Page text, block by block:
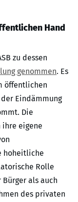
Hand
zu dessen
genommen. Es
öffentlichen
Eindämmung
Die
eigene
hoheitliche
Rolle
als auch
des privaten